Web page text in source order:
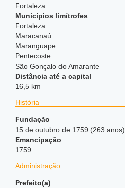
Fortaleza
Municípios limítrofes
Fortaleza
Maracanaú
Maranguape
Pentecoste
São Gonçalo do Amarante
Distância até a capital
16,5 km
História
Fundação
15 de outubro de 1759 (263 anos)
Emancipação
1759
Administração
Prefeito(a)